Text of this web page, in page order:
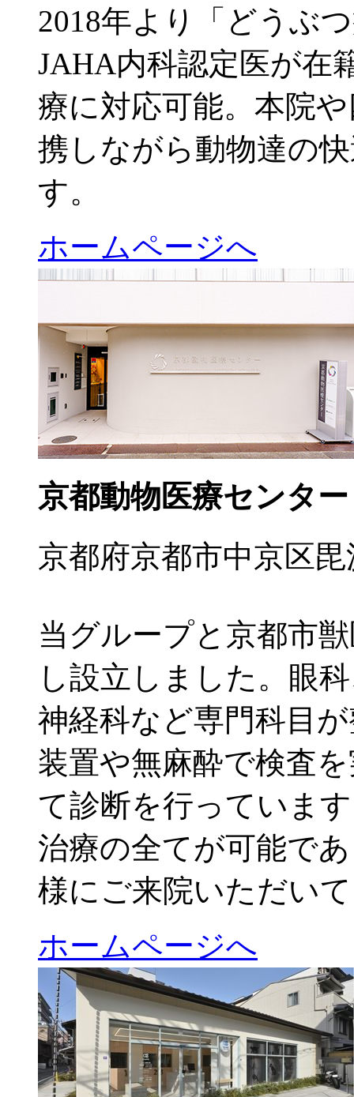
2018年より「どうぶ
JAHA内科認定医が在
療に対応可能。本院
携しながら動物達の
す。
ホームページへ
京都動物医療センター
京都府京都市中京区
当グループと京都市
し設立しました。眼
神経科など専門科目
装置や無麻酔で検査
て診断を行っていま
治療の全てが可能で
様にご来院いただい
ホームページへ